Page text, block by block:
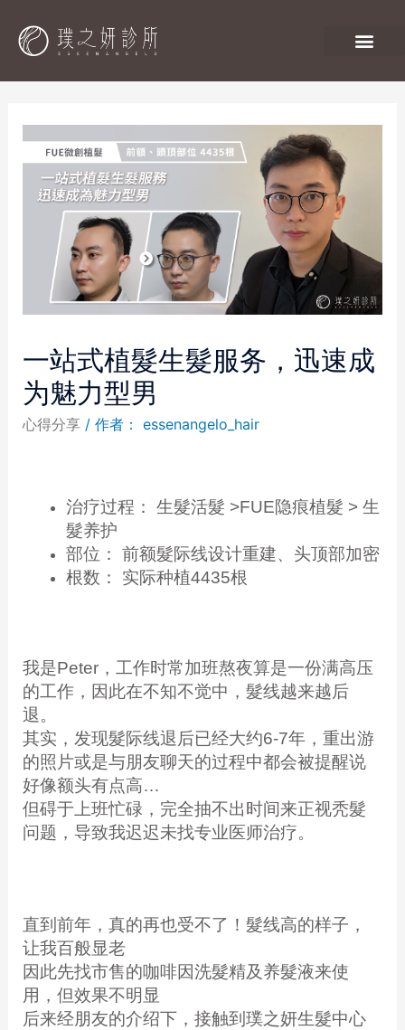
一站式植髮生髮服务，迅速成
为魅力型男
心得分享/ 作者： essenangelo_hair
治疗过程： 生髮活髮 >FUE隐痕植髮 > 生
髮养护
部位： 前额髮际线设计重建、头顶部加密
根数： 实际种植4435根
我是Peter，工作时常加班熬夜算是一份满高压
的工作，因此在不知不觉中，髮线越来越后
退。
其实，发现髮际线退后已经大约6-7年，重出游
的照片或是与朋友聊天的过程中都会被提醒说
好像额头有点高…
但碍于上班忙碌，完全抽不出时间来正视秃髮
问题，导致我迟迟未找专业医师治疗。
直到前年，真的再也受不了！髮线高的样子，
让我百般显老
因此先找市售的咖啡因洗髮精及养髮液来使
用，但效果不明显
后来经朋友的介绍下，接触到璞之妍生髮中心